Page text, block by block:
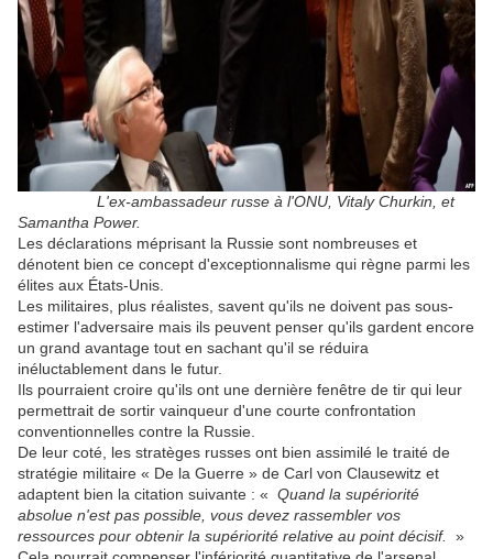
L'ex-ambassadeur russe à l'ONU, Vitaly Churkin, et
Samantha Power.
Les déclarations méprisant la Russie sont nombreuses et
dénotent bien ce concept d'exceptionnalisme qui règne parmi les
élites aux États-Unis.
Les militaires, plus réalistes, savent qu'ils ne doivent pas sous-
estimer l'adversaire mais ils peuvent penser qu'ils gardent encore
un grand avantage tout en sachant qu'il se réduira
inéluctablement dans le futur.
Ils pourraient croire qu'ils ont une dernière fenêtre de tir qui leur
permettrait de sortir vainqueur d'une courte confrontation
conventionnelles contre la Russie.
De leur coté, les stratèges russes ont bien assimilé le traité de
stratégie militaire « De la Guerre » de Carl von Clausewitz et
adaptent bien la citation suivante : « Quand la supériorité
absolue n'est pas possible, vous devez rassembler vos
ressources pour obtenir la supériorité relative au point décisif.
»